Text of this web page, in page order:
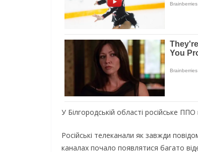
У Білгородській області російське
Російські телеканали як завжди
каналах почало появлятися багато